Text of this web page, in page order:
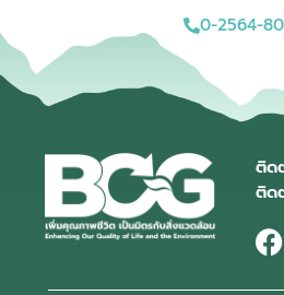
0-2564-
ติด
ติด